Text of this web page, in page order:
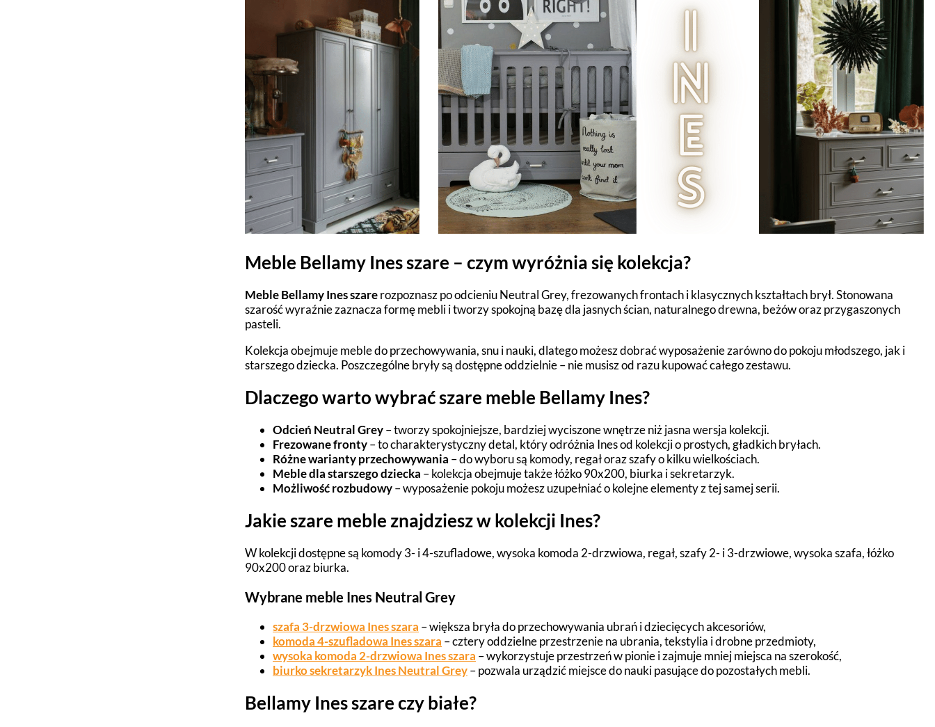
Meble Bellamy Ines szare – czym wyróżnia się kolekcja?
Meble Bellamy Ines szarerozpoznasz po odcieniu Neutral Grey, frezowanych frontach i klasycznych kształtach brył. Stonowana
szarość wyraźnie zaznacza formę mebli i tworzy spokojną bazę dla jasnych ścian, naturalnego drewna, beżów oraz przygaszonych
pasteli.
Kolekcja obejmuje meble do przechowywania, snu i nauki, dlatego możesz dobrać wyposażenie zarówno do pokoju młodszego, jak i
starszego dziecka. Poszczególne bryły są dostępne oddzielnie – nie musisz od razu kupować całego zestawu.
Dlaczego warto wybrać szare meble Bellamy Ines?
Odcień Neutral Grey– tworzy spokojniejsze, bardziej wyciszone wnętrze niż jasna wersja kolekcji.
Frezowane fronty– to charakterystyczny detal, który odróżnia Ines od kolekcji o prostych, gładkich bryłach.
Różne warianty przechowywania – do wyboru są komody, regał oraz szafy o kilku wielkościach.
Meble dla starszego dziecka – kolekcja obejmuje także łóżko 90x200, biurka i sekretarzyk.
Możliwość rozbudowy– wyposażenie pokoju możesz uzupełniać o kolejne elementy z tej samej serii.
Jakie szare meble znajdziesz w kolekcji Ines?
W kolekcji dostępne są komody 3- i 4-szufladowe, wysoka komoda 2-drzwiowa, regał, szafy 2- i 3-drzwiowe, wysoka szafa, łóżko
90x200 oraz biurka.
Wybrane meble Ines Neutral Grey
szafa 3-drzwiowa Ines szara – większa bryła do przechowywania ubrań i dziecięcych akcesoriów,
komoda 4-szufladowa Ines szara – cztery oddzielne przestrzenie na ubrania, tekstylia i drobne przedmioty,
wysoka komoda 2-drzwiowa Ines szara – wykorzystuje przestrzeń w pionie i zajmuje mniej miejsca na szerokość,
biurko sekretarzyk Ines Neutral Grey– pozwala urządzić miejsce do nauki pasujące do pozostałych mebli.
Bellamy Ines szare czy białe?